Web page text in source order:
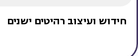
חידוש ועיצוב רהיטים ישנים